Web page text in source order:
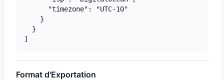
      "timezone": "UTC-10"
    }
  }
]
Format d'Exportation